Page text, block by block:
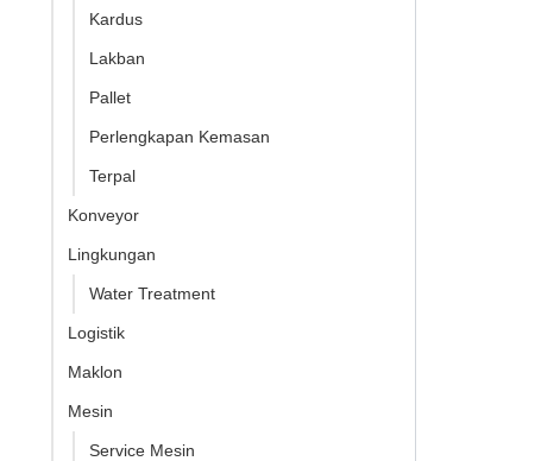
Kardus
Lakban
Pallet
Perlengkapan Kemasan
Terpal
Konveyor
Lingkungan
Water Treatment
Logistik
Maklon
Mesin
Service Mesin